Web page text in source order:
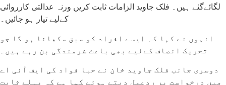
لگائےگئے ہیں۔ فلک جاوید الزامات ثابت کریں ورنہ عدالتی کارروائی
کےلیے تیار ہو جائیں۔
انہوں نے کہا کہ ایسے افراد کو سبق سکھانا ہو گا جو
تحریک انصاف کےلیے بھی باعث شرمندگی بن رہے ہیں۔
دوسری جانب فلک جاوید خان نے حبا فواد کی ایف آئی اے
میں درخواست پر ردعمل دیتے ہوئے کہا ہے کہ پہلے ثابت